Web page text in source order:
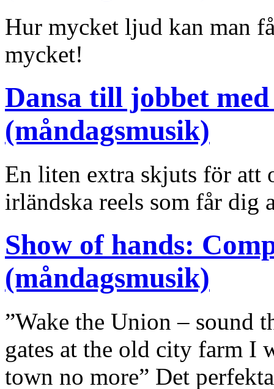
Hur mycket ljud kan man
mycket!
Dansa till jobbet
(måndagsmusik)
En liten extra skjuts för att
irländska reels som får dig
Show of hands:
(måndagsmusik)
”Wake the Union – sound
gates at the old city farm I
town no more” Det